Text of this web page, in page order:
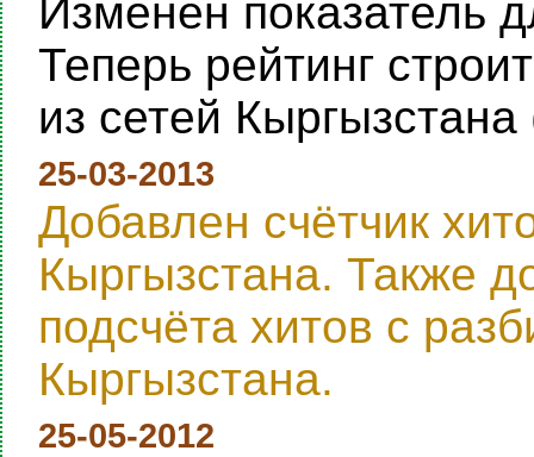
Изменен показатель
Теперь рейтинг
из сетей
25-03-2013
Добавлен счётчик
Кыргызстана. Также
подсчёта хитов с
Кыргызстана.
25-05-2012